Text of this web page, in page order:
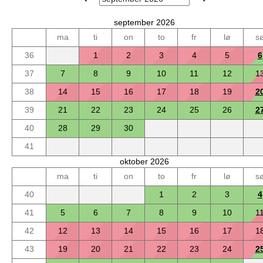
september 2026
ma
ti on to fr lø
36
1 2 3 4 5
6
37
7 8 9 10 11 12
38
14 15 16 17 18 19
39
21 22 23 24 25 26
40
28 29
30
41
oktober 2026
ma
ti on to fr lø
40
1 2 3
4
41
5 6 7 8 9 10
11
42
12 13 14 15 16 17
43
19 20 21 22 23 24